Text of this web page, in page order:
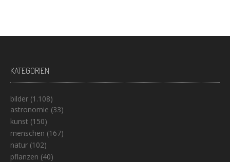
KATEGORIEN
bilder (1.108)
astronomie (33)
kunst (150)
menschen (167)
natur (102)
pflanzen (40)